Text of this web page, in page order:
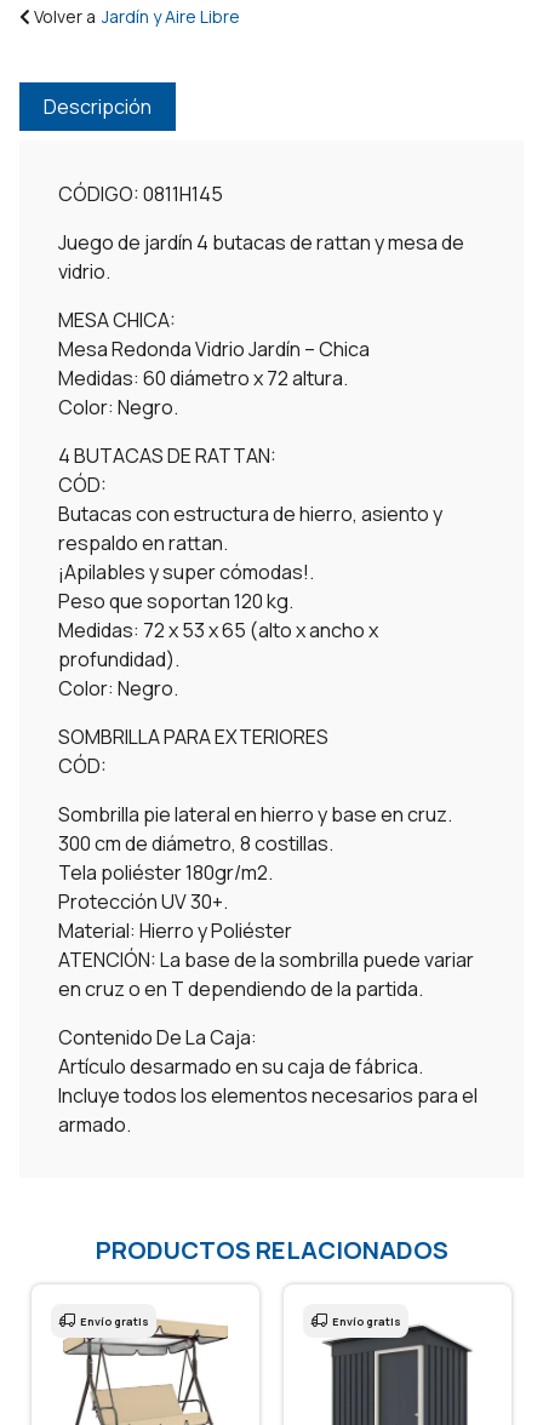
Volver a Jardín y Aire Libre
Descripción
CÓDIGO: 0811H145
Juego de jardín 4 butacas de rattan y mesa de
vidrio.
MESA CHICA:
Mesa Redonda Vidrio Jardín – Chica
Medidas: 60 diámetro x 72 altura.
Color: Negro.
4 BUTACAS DE RATTAN:
CÓD:
Butacas con estructura de hierro, asiento y
respaldo en rattan.
¡Apilables y super cómodas!.
Peso que soportan 120 kg.
Medidas: 72 x 53 x 65 (alto x ancho x
profundidad).
Color: Negro.
SOMBRILLA PARA EXTERIORES
CÓD:
Sombrilla pie lateral en hierro y base en cruz.
300 cm de diámetro, 8 costillas.
Tela poliéster 180gr/m2.
Protección UV 30+.
Material: Hierro y Poliéster
ATENCIÓN: La base de la sombrilla puede variar
en cruz o en T dependiendo de la partida.
Contenido De La Caja:
Artículo desarmado en su caja de fábrica.
Incluye todos los elementos necesarios para el
armado.
PRODUCTOS RELACIONADOS
Envío gratis Envío gratis